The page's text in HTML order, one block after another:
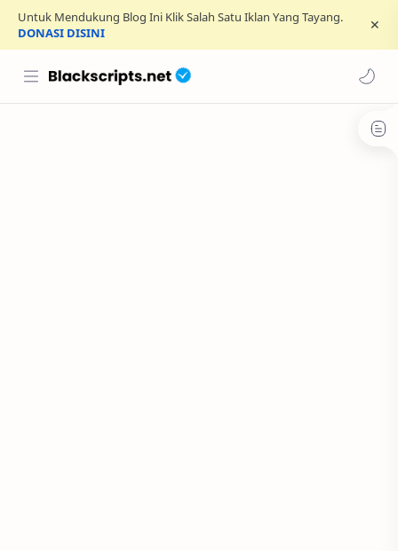
Untuk Mendukung Blog Ini Klik Salah Satu Iklan Yang Tayang.
DONASI DISINI